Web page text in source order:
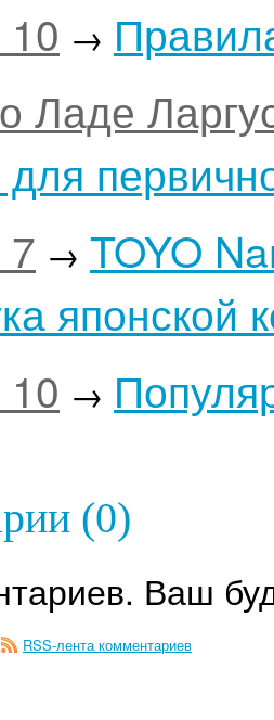
→
Ладе
→ TOYO
японской
→
(0)
Ваш
RSS-лента комментариев